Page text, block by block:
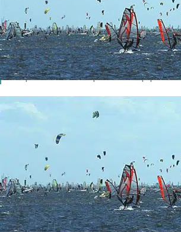
Цель Свода Правил —
воде.
Правила основаны на:
Государственное
принятые в мире кайтсерфинга